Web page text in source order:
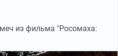
из фильма "Росомаха: